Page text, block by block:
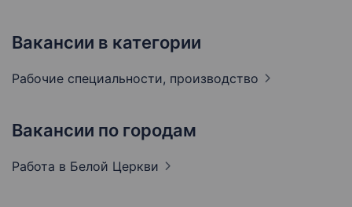
Вакансии в категории
Рабочие специальности, производство
Вакансии по городам
Работа в Белой Церкви